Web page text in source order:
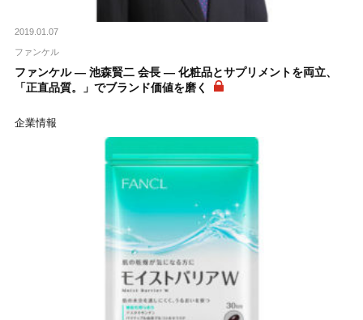
2019.01.07
ファンケル
ファンケル ― 池森賢二 会長 ― 化粧品とサプリメントを両立、
「正直品質。」でブランド価値を磨く
企業情報